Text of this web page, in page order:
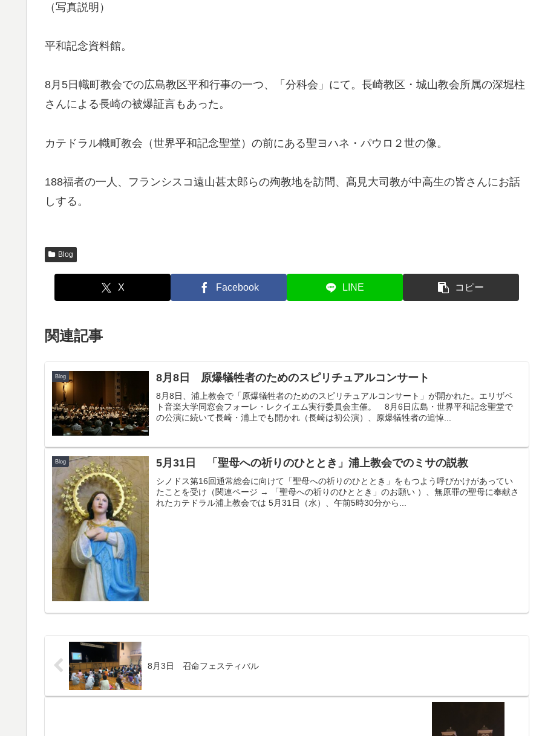
（写真説明）
平和記念資料館。
8月5日幟町教会での広島教区平和行事の一つ、「分科会」にて。長崎教区・城山教会所属の深堀柱
さんによる長崎の被爆証言もあった。
カテドラル幟町教会（世界平和記念聖堂）の前にある聖ヨハネ・パウロ２世の像。
188福者の一人、フランシスコ遠山甚太郎らの殉教地を訪問、髙見大司教が中高生の皆さんにお話
しする。
Blog
X Facebook LINE コピー
関連記事
Blog 8月8日 原爆犠牲者のためのスピリチュアルコンサート
8月8日、浦上教会で「原爆犠牲者のためのスピリチュアルコンサート」が開かれた。エリザベ
ト音楽大学同窓会フォーレ・レクイエム実行委員会主催。 8月6日広島・世界平和記念聖堂で
の公演に続いて長崎・浦上でも開かれ（長崎は初公演）、原爆犠牲者の追悼...
Blog 5月31日 「聖母への祈りのひととき」浦上教会でのミサの説教
シノドス第16回通常総会に向けて「聖母への祈りのひととき」をもつよう呼びかけがあってい
たことを受け（関連ページ → 「聖母への祈りのひととき」のお願い ）、無原罪の聖母に奉献さ
れたカテドラル浦上教会では 5月31日（水）、午前5時30分から...
8月3日 召命フェスティバル